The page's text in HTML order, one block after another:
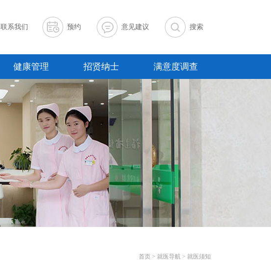
联系我们 预约 意见建议 搜索
健康管理 招贤纳士 满意度调查
首页 > 就医导航 > 就医须知